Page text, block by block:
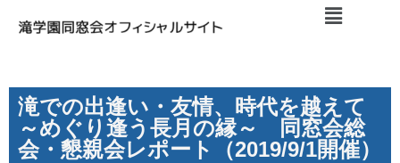
テ
ン
ツ
へ
滝での出逢い・友情、時代を越えて
～めぐり逢う長月の縁～ 同窓会総
会・懇親会レポート（2019/9/1開催）